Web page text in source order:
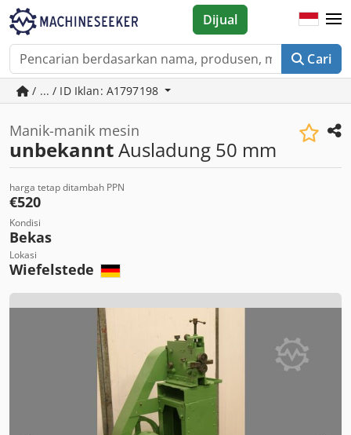
Cari
Dijual
/ ... / ID Iklan: A1797198
Manik-manik mesin
unbekanntAusladung 50 mm
harga tetap ditambah PPN
€520
Kondisi
Bekas
Lokasi
Wiefelstede